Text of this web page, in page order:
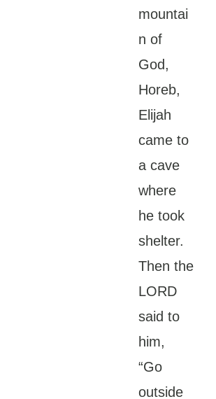
mountai
n of
God,
Horeb,
Elijah
came to
a cave
where
he took
shelter.
Then the
LORD
said to
him,
“Go
outside